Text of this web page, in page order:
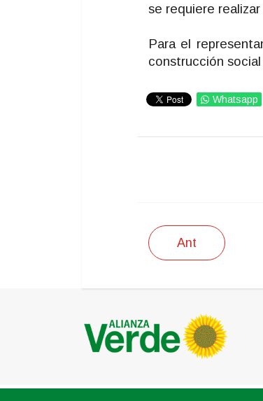
se requiere
Para el
construcción
Whatsapp
Ant